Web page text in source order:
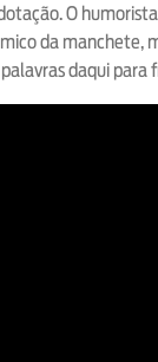
O
da manchete,
daqui para